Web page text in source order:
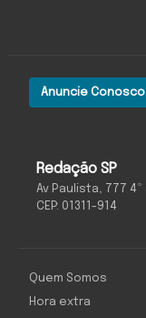
Redação SP
Av Paulista, 777
CEP: 01311-914
Anuncie Conosco
Quem Somos
Hora extra